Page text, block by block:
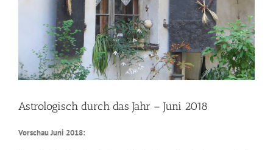
Astrologisch durch das Jahr – Juni 2018
Vorschau Juni 2018: